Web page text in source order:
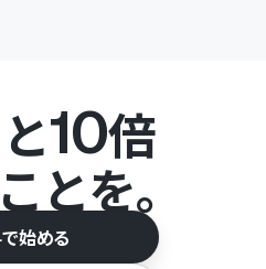
と10倍
とを。
始める